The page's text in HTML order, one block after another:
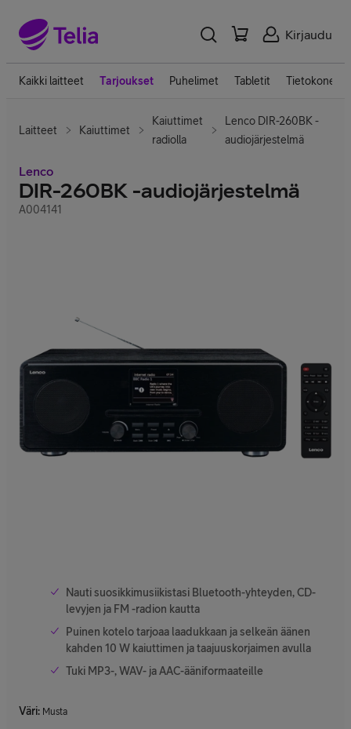
Kirjaudu
Kaikki laitteet Tarjoukset Puhelimet Tabletit Tietokoneet
Laitteet Kaiuttimet
Kaiuttimet
radiolla
Lenco DIR-260BK -
audiojärjestelmä
Lenco
DIR-260BK -audiojärjestelmä
A004141
Nauti suosikkimusiikistasi Bluetooth-yhteyden, CD-
levyjen ja FM -radion kautta
Puinen kotelo tarjoaa laadukkaan ja selkeän äänen
kahden 10 W kaiuttimen ja taajuuskorjaimen avulla
Tuki MP3-, WAV- ja AAC-ääniformaateille
Väri: Musta